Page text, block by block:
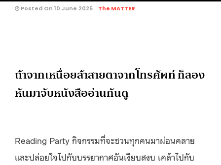
คุณกำลังอ่าน:
Posted On 10 June 2025 The MATTER
ถ้าจากเหนื่อยล้าสายตาจากโทรศัพท์ ก็ลอง
หันมาจับหนังสืออ่านกันดู
Reading Party กิจกรรมที่จะชวนทุกคนมาผ่อนคลาย
และปล่อยใจไปกับบรรยากาศอันเงียบสงบ เคล้าไปกับ